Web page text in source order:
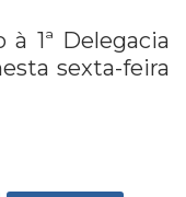
1ª Delegacia
sexta-feira